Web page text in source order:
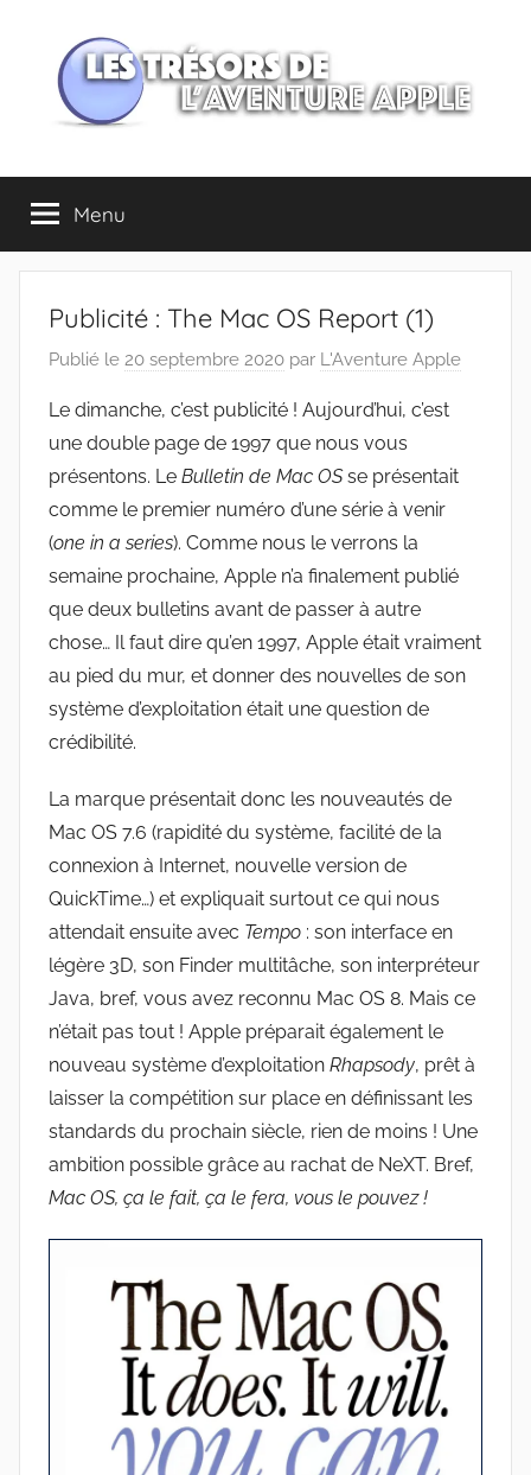
contenu
Les
trésors
de
l'Aventure
Apple
Menu
Publicité : The Mac OS Report (1)
Publié le 20 septembre 2020 par L'Aventure Apple
Le dimanche, c’est publicité ! Aujourd’hui, c’est
une double page de 1997 que nous vous
présentons. Le Bulletin de Mac OSse présentait
comme le premier numéro d’une série à venir
(one in a series). Comme nous le verrons la
semaine prochaine, Apple n’a finalement publié
que deux bulletins avant de passer à autre
chose… Il faut dire qu’en 1997, Apple était vraiment
au pied du mur, et donner des nouvelles de son
système d’exploitation était une question de
crédibilité.
La marque présentait donc les nouveautés de
Mac OS 7.6 (rapidité du système, facilité de la
connexion à Internet, nouvelle version de
QuickTime…) et expliquait surtout ce qui nous
attendait ensuite avec Tempo : son interface en
légère 3D, son Finder multitâche, son interpréteur
Java, bref, vous avez reconnu Mac OS 8. Mais ce
n’était pas tout ! Apple préparait également le
nouveau système d’exploitation Rhapsody, prêt à
laisser la compétition sur place en définissant les
standards du prochain siècle, rien de moins ! Une
ambition possible grâce au rachat de NeXT. Bref,
Mac OS, ça le fait, ça le fera, vous le pouvez !